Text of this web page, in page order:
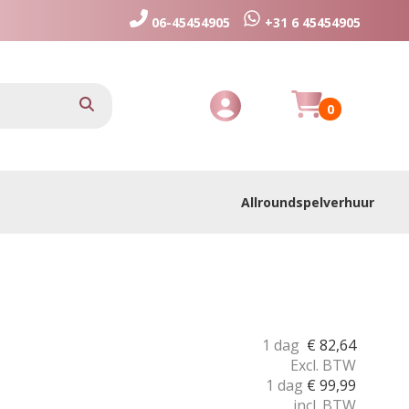
06-45454905 +31 6 45454905
zoeken
Toggle Account dropdown
Huurmandje
0
Allroundspelverhuur
1 dag € 82,64
Excl. BTW
1 dag € 99,99